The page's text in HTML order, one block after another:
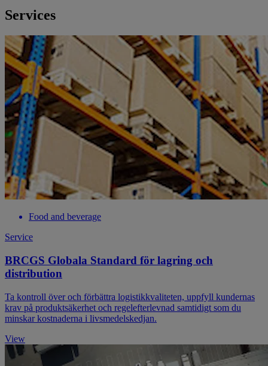
Services
Food and beverage
Service
BRCGS Globala Standard för lagring och
distribution
Ta kontroll över och förbättra logistikkvaliteten, uppfyll kundernas
krav på produktsäkerhet och regelefterlevnad samtidigt som du
minskar kostnaderna i livsmedelskedjan.
View